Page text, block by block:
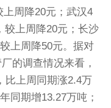
上周降20元；武汉4
较上周降20元；长沙
上周降50元。据对
的调查情况来看，
比上周同期涨2.4万
同期增13.27万吨；